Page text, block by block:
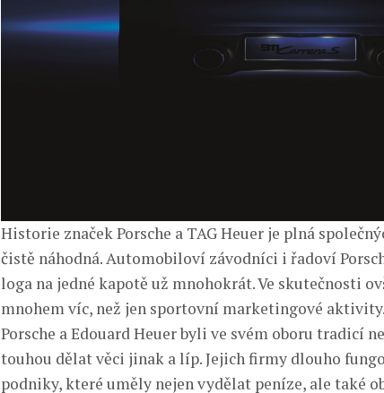
Historie značek Porsche a TAG Heuer je plná
čistě náhodná. Automobiloví závodníci i řadoví
loga na jedné kapotě už mnohokrát. Ve skutečnosti
mnohem víc, než jen sportovní marketingové aktivity.
Porsche a Edouard Heuer byli ve svém oboru tradicí
touhou dělat věci jinak a líp. Jejich firmy dlouho
podniky, které uměly nejen vydělat peníze, ale také